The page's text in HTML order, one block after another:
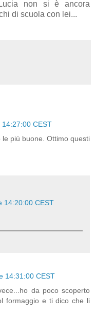
non si è ancora
di scuola con lei...
CEST
più buone. Ottimo questi
14:20:00 CEST
14:31:00 CEST
da poco scoperto
formaggio e ti dico che li